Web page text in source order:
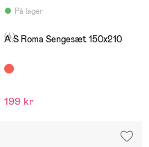
På lager
(4)
A.S Roma Sengesæt 150x210
199 kr